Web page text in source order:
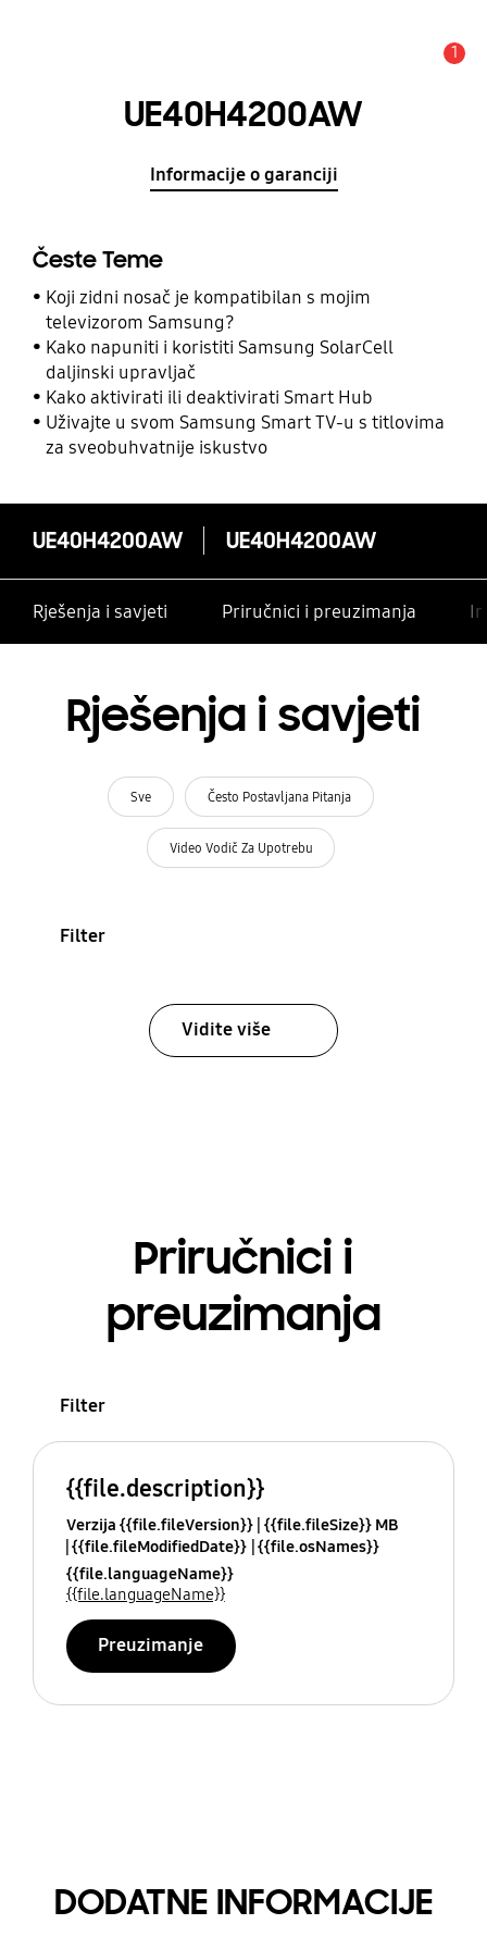
1
UE40H4200AW
Informacije o garanciji
Česte Teme
Koji zidni nosač je kompatibilan s mojim
televizorom Samsung?
Kako napuniti i koristiti Samsung SolarCell
daljinski upravljač
Kako aktivirati ili deaktivirati Smart Hub
Uživajte u svom Samsung Smart TV-u s titlovima
za sveobuhvatnije iskustvo
UE40H4200AW UE40H4200AW
Rješenja i savjeti Priručnici i preuzimanja
Rješenja i savjeti
Sve Često Postavljana Pitanja
Video Vodič Za Upotrebu
Filter
Vidite više
Priručnici i
preuzimanja
Filter
{{file.description}}
Verzija {{file.fileVersion}} {{file.fileSize}} MB
{{file.fileModifiedDate}} {{file.osNames}}
{{file.languageName}}
{{file.languageName}}
Preuzimanje
DODATNE INFORMACIJE